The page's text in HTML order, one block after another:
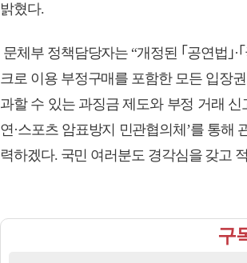
밝혔다.
문체부 정책담당자는 “개정된 ｢공연법｣·
크로 이용 부정구매를 포함한 모든 입장
과할 수 있는 과징금 제도와 부정 거래 신
연·스포츠 암표방지 민관협의체’를 통해
력하겠다. 국민 여러분도 경각심을 갖고
구